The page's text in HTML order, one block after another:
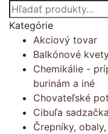
Hľadať:
Kategórie
Akciový tovar
Balkónové
Chemikálie -
burinám a iné
Chovateľské
Cibuľa
Črepníky,